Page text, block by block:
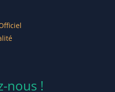
nous !